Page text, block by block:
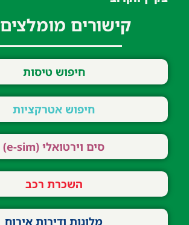
קישורים מומלצים
חיפוש טיסות
חיפוש אטרקציות
סים וירטואלי (e-sim)
השכרת רכב
מלונות ודירות אירוח